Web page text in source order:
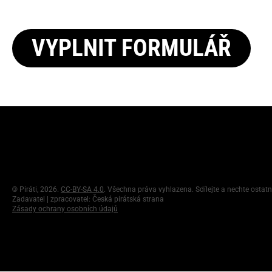
VYPLNIT FORMULÁŘ
© Piráti, 2026. CC-BY-SA 4.0. Všechna práva vyhlazena. Sdílejte a nechte
Zadavatel | zpracovatel: Česká pirátská strana
Zásady ochrany osobních údajů